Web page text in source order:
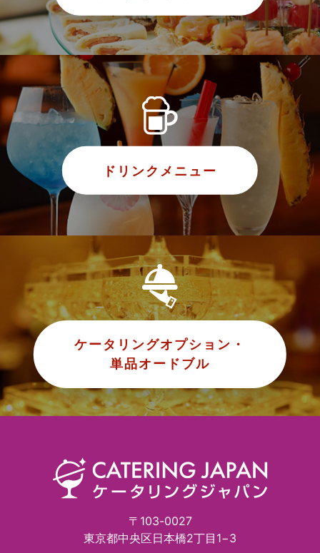
ドリンクメニュー
ケータリングオプション・
単品オードブル
〒103-0027
東京都中央区日本橋2丁目1−3